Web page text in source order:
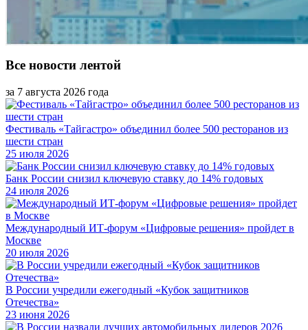
Все новости лентой
за 7 августа 2026 года
Фестиваль «Тайгастро» объединил более 500 ресторанов из
шести стран
25 июля 2026
Банк России снизил ключевую ставку до 14% годовых
24 июля 2026
Международный ИТ-форум «Цифровые решения» пройдет в
Москве
20 июля 2026
В России учредили ежегодный «Кубок защитников
Отечества»
23 июня 2026